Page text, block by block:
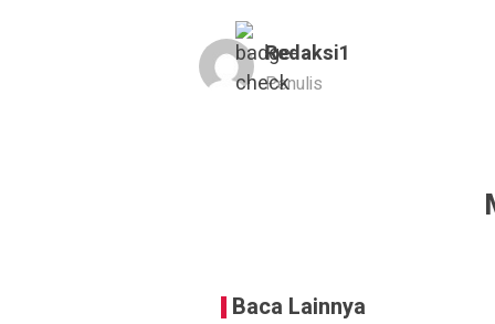
Redaksi1
Penulis
Baca Lainnya